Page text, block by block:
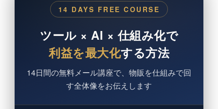
14 DAYS FREE COURSE
ツール × AI × 仕組み化で
利益を最大化する方法
14日間の無料メール講座で、物販を仕組みで回
す全体像をお伝えします